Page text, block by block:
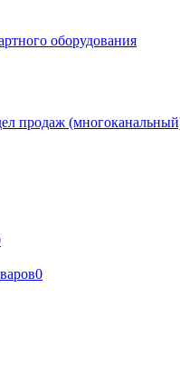
оборудования
продаж
0